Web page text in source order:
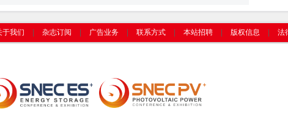
于我们 杂志订阅 广告业务 联系方式 本站招聘 版权信息 法